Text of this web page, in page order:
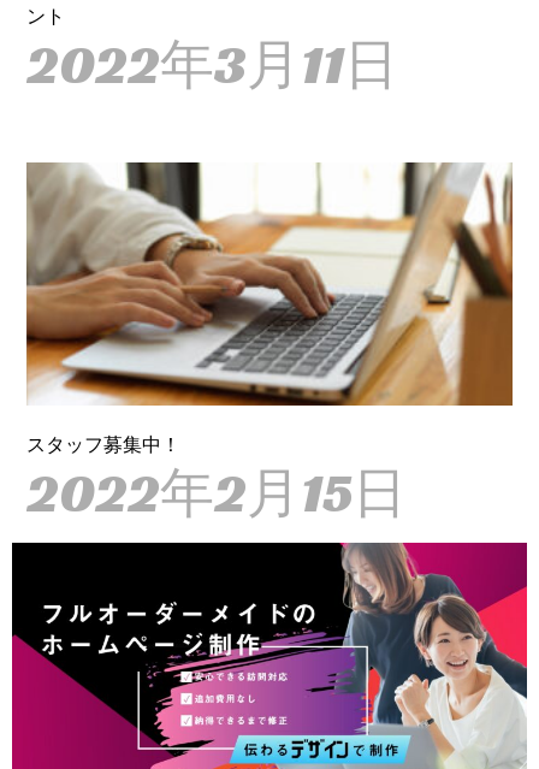
ント
2022年3月11日
スタッフ募集中！
2022年2月15日